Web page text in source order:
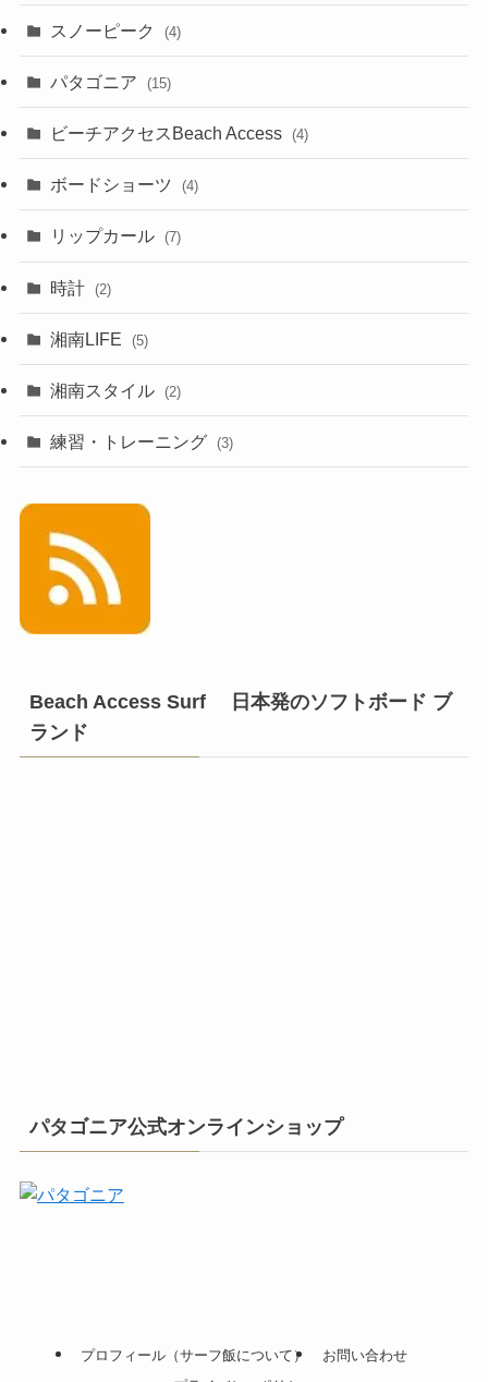
スノーピーク (4)
パタゴニア (15)
ビーチアクセスBeach Access (4)
ボードショーツ (4)
リップカール (7)
時計 (2)
湘南LIFE (5)
湘南スタイル (2)
練習・トレーニング (3)
Beach Access Surf 日本発のソフトボード ブ
ランド
パタゴニア公式オンラインショップ
プロフィール（サーフ飯について）
お問い合わせ